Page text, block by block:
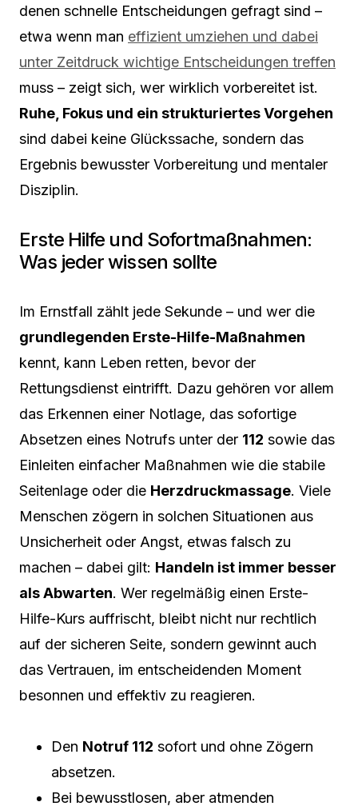
denen schnelle Entscheidungen gefragt sind –
etwa wenn man effizient umziehen und dabei
unter Zeitdruck wichtige Entscheidungen treffen
muss – zeigt sich, wer wirklich vorbereitet ist.
Ruhe, Fokus und ein strukturiertes Vorgehen
sind dabei keine Glückssache, sondern das
Ergebnis bewusster Vorbereitung und mentaler
Disziplin.
Erste Hilfe und Sofortmaßnahmen:
Was jeder wissen sollte
Im Ernstfall zählt jede Sekunde – und wer die
grundlegenden Erste-Hilfe-Maßnahmen
kennt, kann Leben retten, bevor der
Rettungsdienst eintrifft. Dazu gehören vor allem
das Erkennen einer Notlage, das sofortige
Absetzen eines Notrufs unter der 112 sowie das
Einleiten einfacher Maßnahmen wie die stabile
Seitenlage oder die Herzdruckmassage. Viele
Menschen zögern in solchen Situationen aus
Unsicherheit oder Angst, etwas falsch zu
machen – dabei gilt: Handeln ist immer besser
als Abwarten. Wer regelmäßig einen Erste-
Hilfe-Kurs auffrischt, bleibt nicht nur rechtlich
auf der sicheren Seite, sondern gewinnt auch
das Vertrauen, im entscheidenden Moment
besonnen und effektiv zu reagieren.
Den Notruf 112 sofort und ohne Zögern
absetzen.
Bei bewusstlosen, aber atmenden